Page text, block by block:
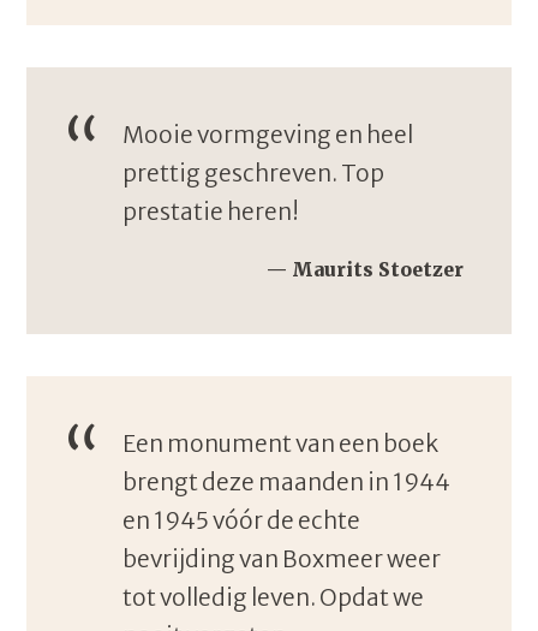
Mooie vormgeving en heel
prettig geschreven. Top
prestatie heren!
Maurits Stoetzer
Een monument van een boek
brengt deze maanden in 1944
en 1945 vóór de echte
bevrijding van Boxmeer weer
tot volledig leven. Opdat we